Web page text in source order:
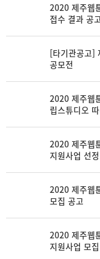
2020 제주웹
접수 결과 공
[타기관공고]
공모전
2020 제주웹
립스튜디오
2020 제주웹
지원사업 선
2020 제주웹
모집 공고
2020 제주웹
지원사업 모